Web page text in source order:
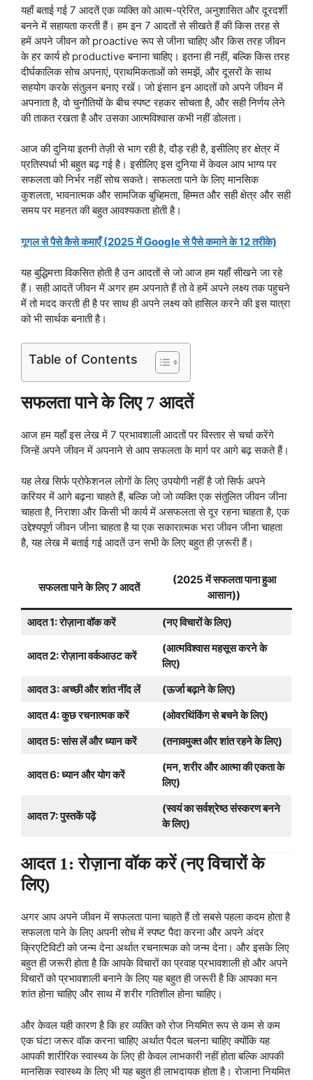
यहाँ बताई गई 7 आदतें एक व्यक्ति को आत्म-प्रेरित, अनुशासित और दूरदर्शी
बनने में सहायता करती हैं। हम इन 7 आदतों से सीखते हैं की किस तरह से
हमें अपने जीवन को proactive रूप से जीना चाहिए और किस तरह जीवन
के हर कार्य हो productive बनाना चाहिए। इतना ही नहीं, बल्कि किस तरह
दीर्घकालिक सोच अपनाएं, प्राथमिकताओं को समझें, और दूसरों के साथ
सहयोग करके संतुलन बनाए रखें। जो इंसान इन आदतों को अपने जीवन में
अपनाता है, वो चुनौतियों के बीच स्पष्ट रहकर सोचता है, और सही निर्णय लेने
की ताकत रखता है और उसका आत्मविश्वास कभी नहीं डोलता।
आज की दुनिया इतनी तेज़ी से भाग रही है, दौड़ रही है, इसीलिए हर क्षेत्र में
प्रतिस्पर्धा भी बहुत बढ़ गई है। इसीलिए इस दुनिया में केवल आप भाग्य पर
सफलता को निर्भर नहीं सोच सकते। सफलता पाने के लिए मानसिक
कुशलता, भावनात्मक और सामजिक बुध्हिमता, हिम्मत और सही क्षेत्र और सही
समय पर महनत की बहुत आवश्यकता होती है।
गूगल से पैसे कैसे कमाएँ (2025 में Google से पैसे कमाने के 12 तरीके)
यह बुद्धिमत्ता विकसित होती है उन आदतों से जो आज हम यहाँ सीखने जा रहे
हैं। सही आदतें जीवन में अगर हम अपनाते हैं तो वे हमें अपने लक्ष्य तक पहुचने
में तो मदद करती ही है पर साथ ही अपने लक्ष्य को हासिल करने की इस यात्रा
को भी सार्थक बनाती है।
Table of Contents
सफलता पाने के लिए 7 आदतें
आज हम यहाँ इस लेख में 7 प्रभावशाली आदतों पर विस्तार से चर्चा करेंगे
जिन्हें अपने जीवन में अपनाने से आप सफलता के मार्ग पर आगे बढ़ सकते हैं।
यह लेख सिर्फ प्रोफेशनल लोगों के लिए उपयोगी नहीं है जो सिर्फ अपने
करियर में आगे बढ़ना चाहते हैं, बल्कि जो जो व्यक्ति एक संतुलित जीवन जीना
चाहता है, निराशा और किसी भी कार्य में असफलता से दूर रहना चाहता है, एक
उद्देश्यपूर्ण जीवन जीना चाहता है या एक सकारात्मक भरा जीवन जीना चाहता
है, यह लेख में बताई गई आदतें उन सभी के लिए बहुत ही ज़रूरी हैं।
सफलता पाने के लिए 7 आदतें
(2025 में सफलता पाना हुआ
आसान))
आदत 1: रोज़ाना वॉक करें (नए विचारों के लिए)
आदत 2: रोज़ाना वर्कआउट करें
(आत्मविश्वास महसूस करने के
लिए)
आदत 3: अच्छी और शांत नींद लें
(ऊर्जा बढ़ाने के लिए)
आदत 4: कुछ रचनात्मक करें
(ओवरथिंकिंग से बचने के लिए)
आदत 5: सांस लें और ध्यान करें
(तनावमुक्त और शांत रहने के लिए)
आदत 6: ध्यान और योग करें
(मन, शरीर और आत्मा की एकता के
लिए)
आदत 7: पुस्तकें पढ़ें
(स्वयं का सर्वश्रेष्ठ संस्करण बनने
के लिए)
आदत 1: रोज़ाना वॉक करें (नए विचारों के
लिए)
अगर आप अपने जीवन में सफलता पाना चाहते हैं तो सबसे पहला कदम होता है
सफलता पाने के लिए अपनी सोच में स्पष्ट पैदा करना और अपने अंदर
क्रिएटिविटी को जन्म देना अर्थात रचनात्मक को जन्म देना। और इसके लिए
बहुत ही जरूरी होता है कि आपके विचारों का प्रवाह प्रभावशाली हो और अपने
विचारों को प्रभावशाली बनाने के लिए यह बहुत ही जरूरी है कि आपका मन
शांत होना चाहिए और साथ में शरीर गतिशील होना चाहिए।
और केवल यही कारण है कि हर व्यक्ति को रोज नियमित रूप से कम से कम
एक घंटा जरूर वॉक करना चाहिए अर्थात पैदल चलना चाहिए क्योंकि यह
आपकी शारीरिक स्वास्थ्य के लिए ही केवल लाभकारी नहीं होता बल्कि आपकी
मानसिक स्वास्थ्य के लिए भी यह बहुत ही लाभदायक होता है। रोजाना नियमित